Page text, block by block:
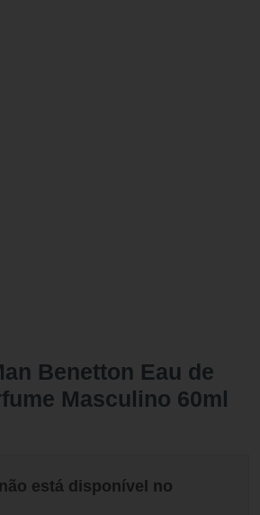
Benetton Eau de
Masculino 60ml
está disponível no